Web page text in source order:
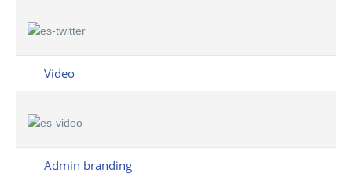
Video
Admin branding